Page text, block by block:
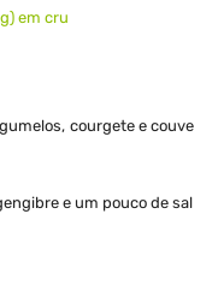
em cru
courgete e couve
e um pouco de sal